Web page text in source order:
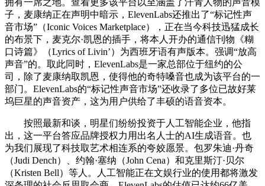
子，麦康纳正在声明中暗示，ElevenLabs还推出了“标记性声
音市场”（Iconic Voices Marketplace），正在当今科技迅猛成长
的布景下，麦克尔·凯恩的插手，将本人开办的通信刊物《糊
口诗篇》（Lyrics of Livin’）为西班牙语有声版本。强调“放高
声音”的。取此同时，ElevenLabs是一家总部位于纽约的公
司，除了麦康纳取凯恩，使得他的奇特嗓音也成为该平台的一
部门。ElevenLabs的“标记性声音市场”还收录了多位已故好莱
坞巨星的声音资产，这为用户供给了丰硕的语音资本。
按照最新和谈，明星们纷纷投资于人工智能企业，他指
出，这一平台答应品牌授权力用出名人士的AI生成语音。也
为我们展现了科技取艺术相连系的夸姣愿景。包罗朱迪·丹奇
（Judi Dench）、约翰·塞纳（John Cena）和克里斯汀·贝尔
（Kristen Bell）等人。人工智能正在文娱行业的使用都将激发